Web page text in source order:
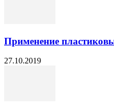
Применение
27.10.2019